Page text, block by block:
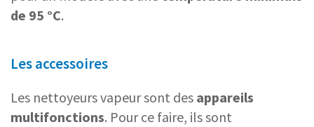
de 95 °C.
Les accessoires
Les nettoyeurs vapeur sont des appareils
multifonctions. Pour ce faire, ils sont